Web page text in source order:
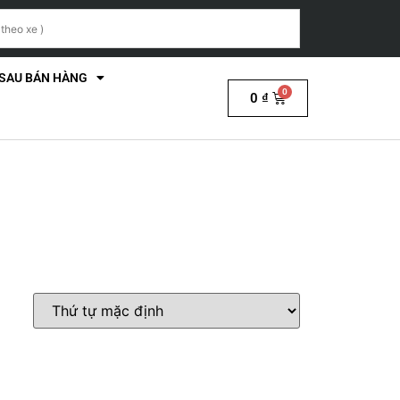
BÁN HÀNG
0 ₫